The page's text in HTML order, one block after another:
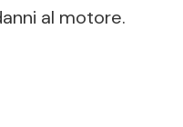
al motore.